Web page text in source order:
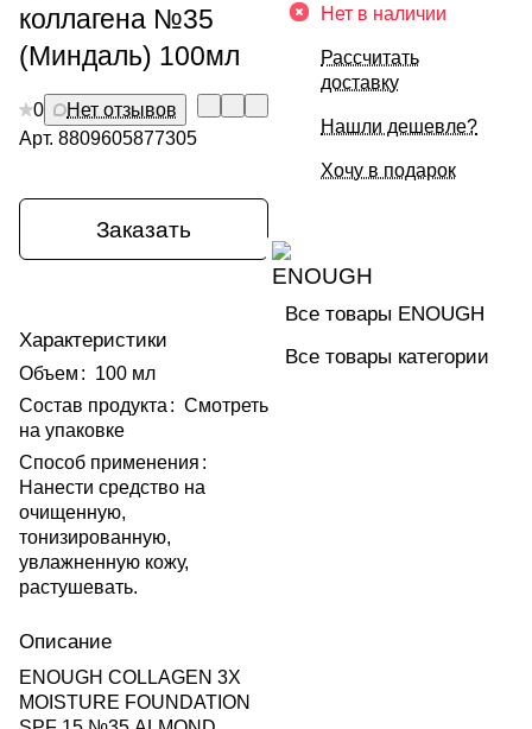
коллагена №35
(Миндаль) 100мл
0
Нет отзывов
Арт. 8809605877305
Заказать
Характеристики
Объем : 100 мл
Состав продукта : Смотреть
на упаковке
Способ применения :
Нанести средство на
очищенную,
тонизированную,
увлажненную кожу,
растушевать.
Описание
ENOUGH COLLAGEN 3X
MOISTURE FOUNDATION
Нет в наличии
Рассчитать
доставку
Нашли дешевле?
Хочу в подарок
Все товары ENOUGH
Все товары категории